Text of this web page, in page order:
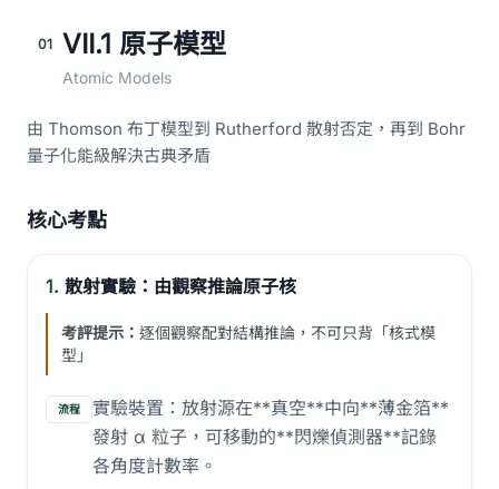
01 VII.1 原子模型
Atomic Models
由 Thomson 布丁模型到 Rutherford 散射否定，再到 Bohr
量子化能級解決古典矛盾
核心考點
1. 散射實驗：由觀察推論原子核
考評提示： 逐個觀察配對結構推論，不可只背「核式模
型」
流程
實驗裝置：放射源在**真空**中向**薄金箔**
發射 α 粒子，可移動的**閃爍偵測器**記錄
各角度計數率。